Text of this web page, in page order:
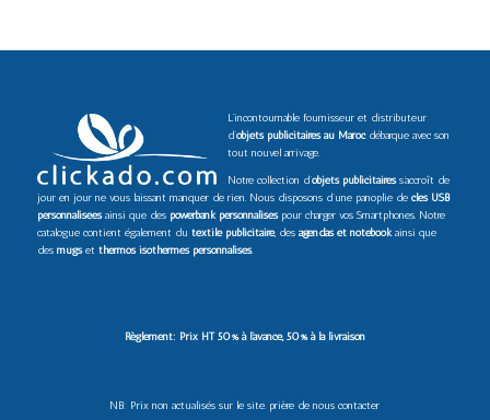
L’incontournable fournisseur et distributeur
d’objets publicitaires au Marocdébarque avec son
tout nouvel arrivage.
Notre collection d’objets publicitairess’accroît de
jour en jour ne vous laissant manquer de rien. Nous disposons d’une panoplie de clés USB
personnaliséesainsi que des powerbank personnaliséspour charger vos Smartphones. Notre
catalogue contient également du textile publicitaire, des agendas et notebookainsi que
des mugset thermos isothermes personnalisés.
Règlement: Prix HT 50% à l’avance, 50% à la livraison
NB: Prix non actualisés sur le site. prière de nous contacter